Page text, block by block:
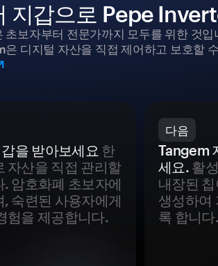
지갑으로 Pepe
보자부터 전문가까지 모두를 위한 것
은 디지털 자산을 직접 제어하고 보호할
을 받아보세요 한
자산을 직접 관리할
. 암호화폐 초보자에
, 숙련된 사용자에게
험을 제공합니다.
다음
Tangem
세요.활
내장된
생성하여
록 합니다.